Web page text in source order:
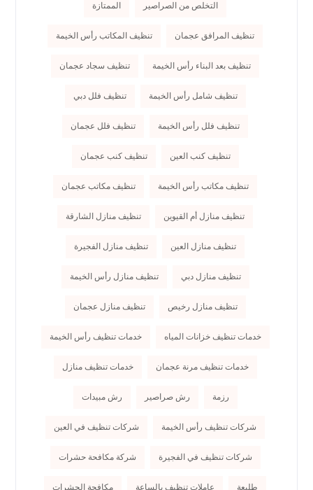
التخلص من الصراصير الممتازة
تنظيف المرافق عجمان تنظيف المكاتب رأس الخيمة
تنظيف بعد البناء رأس الخيمة تنظيف سجاد عجمان
تنظيف شامل رأس الخيمة تنظيف فلل دبي
تنظيف فلل رأس الخيمة تنظيف فلل عجمان
تنظيف كنب العين تنظيف كنب عجمان
تنظيف مكاتب رأس الخيمة تنظيف مكاتب عجمان
تنظيف منازل أم القيوين تنظيف منازل الشارقة
تنظيف منازل العين تنظيف منازل الفجيرة
تنظيف منازل دبي تنظيف منازل رأس الخيمة
تنظيف منازل رخيص تنظيف منازل عجمان
خدمات تنظيف خزانات المياه خدمات تنظيف رأس الخيمة
خدمات تنظيف مرنة عجمان خدمات تنظيف منازل
رزمة رش صراصير رش مبيدات
شركات تنظيف رأس الخيمة شركات تنظيف في العين
شركات تنظيف في الفجيرة شركة مكافحة حشرات
طليعة عاملات تنظيف بالساعة مكافحة الحشرات